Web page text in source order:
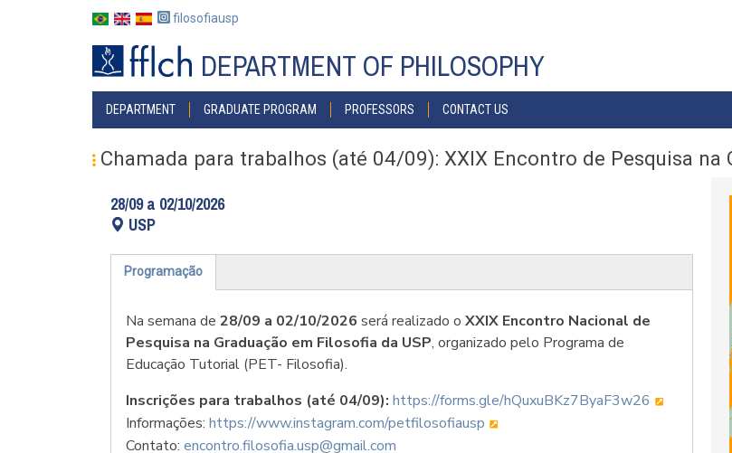
filosofiausp
DEPARTMENT OF PHILOSOPHY
MENU
POSGRAD
DEPARTMENT GRADUATE PROGRAM PROFESSORS CONTACT US
Chamada para trabalhos (até 04/09): XXIX Encontro de Pesquisa na
28/09 a 02/10/2026
USP
Programação
Na semana de 28/09 a 02/10/2026 será realizado o XXIX Encontro Nacional de
Pesquisa na Graduação em Filosofia da USP, organizado pelo Programa de
Educação Tutorial (PET- Filosofia).
Inscrições para trabalhos (até 04/09): https://forms.gle/hQuxuBKz7ByaF3w26
Informações: https://www.instagram.com/petfilosofiausp
Contato: encontro.filosofia.usp@gmail.com